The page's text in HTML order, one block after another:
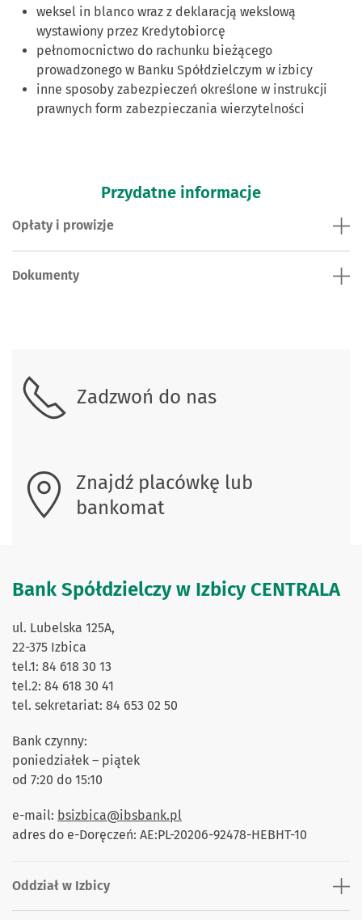
weksel in blanco wraz z deklaracją wekslową
wystawiony przez Kredytobiorcę
pełnomocnictwo do rachunku bieżącego
prowadzonego w Banku Spółdzielczym w izbicy
inne sposoby zabezpieczeń określone w instrukcji
prawnych form zabezpieczania wierzytelności
Przydatne informacje
Opłaty i prowizje
Dokumenty
Zadzwoń do nas
Znajdź placówkę lub
bankomat
Bank Spółdzielczy w Izbicy CENTRALA
ul. Lubelska 125A,
22-375 Izbica
tel.1: 84 618 30 13
tel.2: 84 618 30 41
tel. sekretariat: 84 653 02 50
Bank czynny:
poniedziałek – piątek
od 7:20 do 15:10
e-mail: bsizbica@ibsbank.pl
adres do e-Doręczeń: AE:PL-20206-92478-HEBHT-10
Oddział w Izbicy